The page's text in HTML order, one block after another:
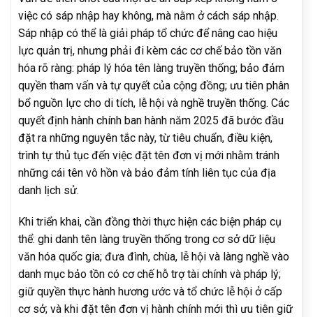
việc có sáp nhập hay không, mà nằm ở cách sáp nhập.
Sáp nhập có thể là giải pháp tổ chức để nâng cao hiệu
lực quản trị, nhưng phải đi kèm các cơ chế bảo tồn văn
hóa rõ ràng: pháp lý hóa tên làng truyền thống; bảo đảm
quyền tham vấn và tự quyết của cộng đồng; ưu tiên phân
bổ nguồn lực cho di tích, lễ hội và nghề truyền thống. Các
quyết định hành chính ban hành năm 2025 đã bước đầu
đặt ra những nguyên tắc này, từ tiêu chuẩn, điều kiện,
trình tự thủ tục đến việc đặt tên đơn vị mới nhằm tránh
những cái tên vô hồn và bảo đảm tính liên tục của địa
danh lịch sử.
Khi triển khai, cần đồng thời thực hiện các biện pháp cụ
thể: ghi danh tên làng truyền thống trong cơ sở dữ liệu
văn hóa quốc gia; đưa đình, chùa, lễ hội và làng nghề vào
danh mục bảo tồn có cơ chế hỗ trợ tài chính và pháp lý;
giữ quyền thực hành hương ước và tổ chức lễ hội ở cấp
cơ sở; và khi đặt tên đơn vị hành chính mới thì ưu tiên giữ